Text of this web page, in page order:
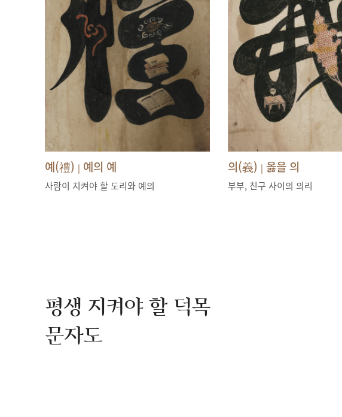
예(禮) | 예의 예
사람이 지켜야 할 도리와 예의
의(義) | 옳을 의
부부, 친구 사이의 의리
평생 지켜야 할 덕목
문자도